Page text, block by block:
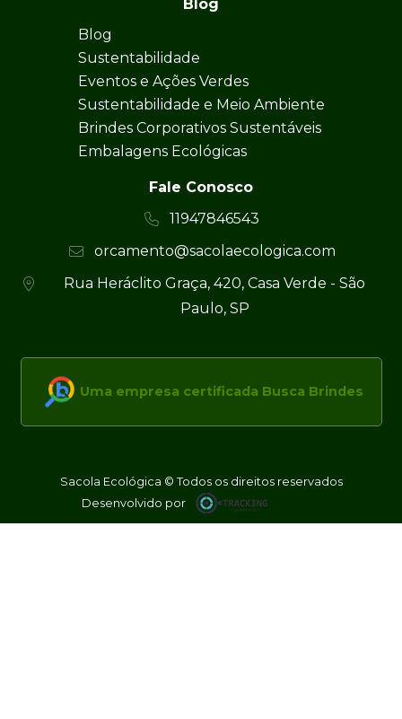
Blog
Blog
Sustentabilidade
Eventos e Ações Verdes
Sustentabilidade e Meio Ambiente
Brindes Corporativos Sustentáveis
Embalagens Ecológicas
Fale Conosco
11947846543
orcamento@sacolaecologica.com
Rua Heráclito Graça, 420, Casa Verde - São
Paulo, SP
Uma empresa certificada Busca Brindes
Sacola Ecológica © Todos os direitos reservados
Desenvolvido por